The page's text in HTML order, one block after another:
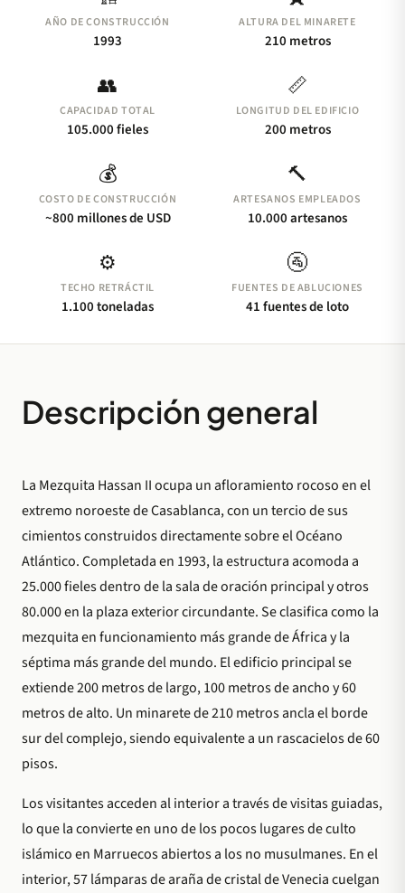
Hassan II
La Mezquita Hassan II se alza sobre un promontorio
sobre el Océano Atlántico en Casablanca, Marruecos.
Su minarete de 210 metros alberga un láser que
AÑO DE CONSTRUCCIÓN
1993
ALTURA DEL MINARETE
210 metros
👥
CAPACIDAD TOTAL
105.000 fieles
📏
LONGITUD DEL EDIFICIO
200 metros
💰
COSTO DE CONSTRUCCIÓN
~800 millones de USD
🔨
ARTESANOS EMPLEADOS
10.000 artesanos
⚙️
TECHO RETRÁCTIL
1.100 toneladas
🚰
FUENTES DE ABLUCIONES
41 fuentes de loto
Descripción general
La Mezquita Hassan II ocupa un afloramiento rocoso en el
extremo noroeste de Casablanca, con un tercio de sus
cimientos construidos directamente sobre el Océano
Atlántico. Completada en 1993, la estructura acomoda a
25.000 fieles dentro de la sala de oración principal y otros
80.000 en la plaza exterior circundante. Se clasifica como la
mezquita en funcionamiento más grande de África y la
séptima más grande del mundo. El edificio principal se
extiende 200 metros de largo, 100 metros de ancho y 60
metros de alto. Un minarete de 210 metros ancla el borde
sur del complejo, siendo equivalente a un rascacielos de 60
pisos.
Los visitantes acceden al interior a través de visitas guiadas,
lo que la convierte en uno de los pocos lugares de culto
islámico en Marruecos abiertos a los no musulmanes. En el
interior, 57 lámparas de araña de cristal de Venecia cuelgan